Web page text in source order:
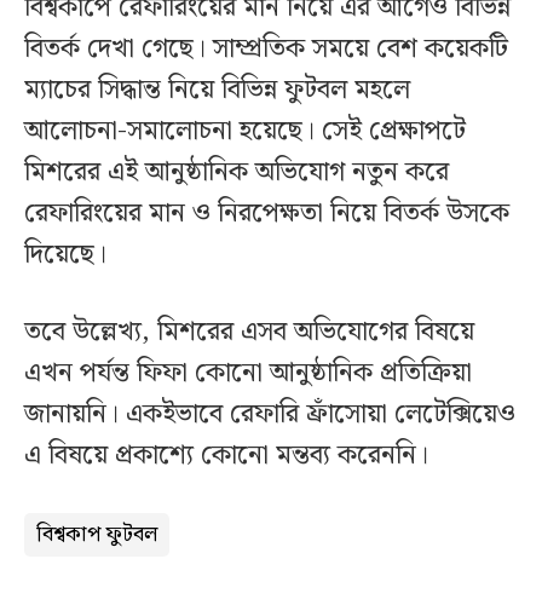
বিতর্ক দেখা গেছে। সাম্প্রতিক সময়ে বেশ কয়েকটি
ম্যাচের সিদ্ধান্ত নিয়ে বিভিন্ন ফুটবল মহলে
আলোচনা-সমালোচনা হয়েছে। সেই প্রেক্ষাপটে
মিশরের এই আনুষ্ঠানিক অভিযোগ নতুন করে
রেফারিংয়ের মান ও নিরপেক্ষতা নিয়ে বিতর্ক উসকে
দিয়েছে।
তবে উল্লেখ্য, মিশরের এসব অভিযোগের বিষয়ে
এখন পর্যন্ত ফিফা কোনো আনুষ্ঠানিক প্রতিক্রিয়া
জানায়নি। একইভাবে রেফারি ফ্রাঁসোয়া লেটেক্সিয়েও
এ বিষয়ে প্রকাশ্যে কোনো মন্তব্য করেননি।
বিশ্বকাপ ফুটবল